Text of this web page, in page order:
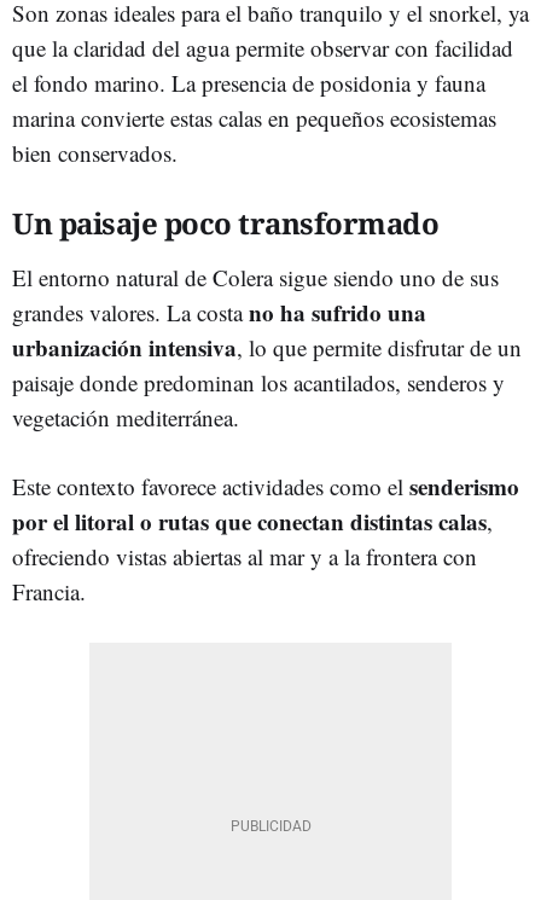
Son zonas ideales para el baño tranquilo y el snorkel, ya
que la claridad del agua permite observar con facilidad
el fondo marino. La presencia de posidonia y fauna
marina convierte estas calas en pequeños ecosistemas
bien conservados.
Un paisaje poco transformado
El entorno natural de Colera sigue siendo uno de sus
grandes valores. La costano ha sufrido una
urbanización intensiva, lo que permite disfrutar de un
paisaje donde predominan los acantilados, senderos y
vegetación mediterránea.
Este contexto favorece actividades como el senderismo
por el litoral o rutas que conectan distintas calas,
ofreciendo vistas abiertas al mar y a la frontera con
Francia.